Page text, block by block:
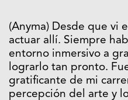
(Anyma) Desde que vi
actuar allí. Siempre
entorno inmersivo a
lograrlo tan pronto.
gratificante de mi
percepción del arte y